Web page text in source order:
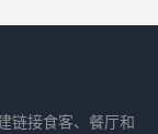
链接食客、餐厅和